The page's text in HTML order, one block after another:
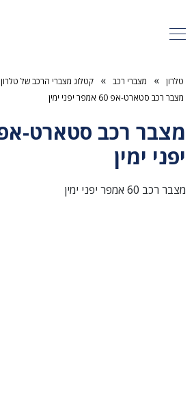
טלרון » מצברי רכב » קטלוג מצברי הרכב של טלרון
מצבר רכב סטארט-אפ 60 אמפר יפני ימין
יפני ימין
מצבר רכב 60 אמפר יפני ימין